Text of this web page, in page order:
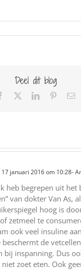
Deel dit blog
Facebook LinkedInPinterest
E-
17 januari 2016 om 10:28-
heb begrepen uit het
van dokter Van As,
hoog is
zetmeel te
ook veel insuline
beschermt de
bij inspanning. Dus
zoet eten. Ook